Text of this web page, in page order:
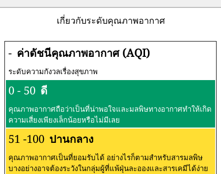
เกี่ยวกับระดับคุณภาพอากาศ
- ค่าดัชนีคุณภาพอากาศ (AQI)
ระดับความกังวลเรื่องสุขภาพ
0 - 50 ดี
คุณภาพอากาศถือว่าเป็นที่น่าพอใจและมลพิษทางอากาศทำให้เกิด
ความเสี่ยงเพียงเล็กน้อยหรือไม่มีเลย
51 -100 ปานกลาง
คุณภาพอากาศเป็นที่ยอมรับได้ อย่างไรก็ตามสำหรับสารมลพิษ
บางอย่างอาจต้องระวังในกลุ่มผู้ที่แพ้ฝุ่นละอองและสารเคมีได้ง่าย